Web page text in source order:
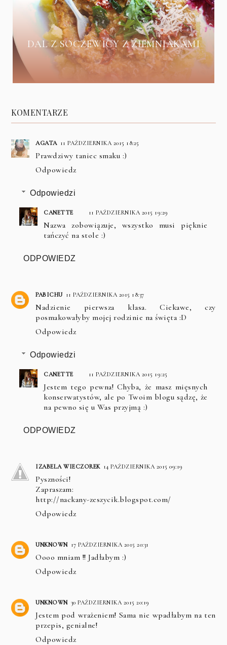
DAL Z SOCZEWICY Z ZIEMNIAKAMI
KOMENTARZE
AGATA 11 PAŹDZIERNIKA 2015 18:25
Prawdziwy taniec smaku :)
Odpowiedz
Odpowiedzi
CANETTE 11 PAŹDZIERNIKA 2015 19:29
Nazwa zobowiązuje, wszystko musi pięknie
tańczyć na stole :)
ODPOWIEDZ
PABICHU 11 PAŹDZIERNIKA 2015 18:37
Nadzienie pierwsza klasa. Ciekawe, czy
posmakowałyby mojej rodzinie na święta :D
Odpowiedz
Odpowiedzi
CANETTE 11 PAŹDZIERNIKA 2015 19:25
Jestem tego pewna! Chyba, że masz mięsnych
konserwatystów, ale po Twoim blogu sądzę, że
na pewno się u Was przyjmą :)
ODPOWIEDZ
IZABELA WIECZOREK 14 PAŹDZIERNIKA 2015 09:19
Pyszności!
Zapraszam:
http://nackany-zeszycik.blogspot.com/
Odpowiedz
UNKNOWN 17 PAŹDZIERNIKA 2015 20:31
Oooo mniam !! Jadłabym :)
Odpowiedz
UNKNOWN 30 PAŹDZIERNIKA 2015 20:19
Jestem pod wrażeniem! Sama nie wpadłabym na ten
przepis, genialne!
Odpowiedz